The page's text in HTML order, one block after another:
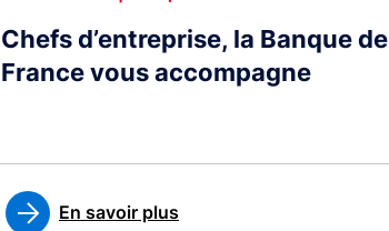
Chefs d’entreprise, la Banque de
France vous accompagne
En savoir plus